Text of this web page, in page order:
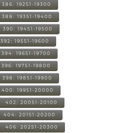
386: 19251-19300
388: 19351-19400
390: 19451-19500
392: 19551-19600
394: 19651-19700
396: 19751-19800
398: 19851-19900
400: 19951-20000
402: 20051-20100
404: 20151-20200
406: 20251-20300